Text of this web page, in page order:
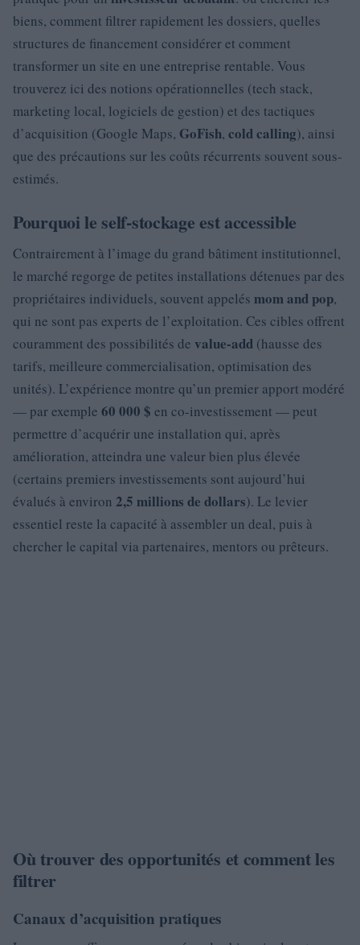
biens, comment filtrer rapidement les dossiers, quelles
structures de financement considérer et comment
transformer un site en une entreprise rentable. Vous
trouverez ici des notions opérationnelles (tech stack,
marketing local, logiciels de gestion) et des tactiques
d’acquisition (Google Maps, GoFish, cold calling), ainsi
que des précautions sur les coûts récurrents souvent sous-
estimés.
Pourquoi le self-stockage est accessible
Contrairement à l’image du grand bâtiment institutionnel,
le marché regorge de petites installations détenues par des
propriétaires individuels, souvent appelés mom and pop,
qui ne sont pas experts de l’exploitation. Ces cibles offrent
couramment des possibilités de value-add (hausse des
tarifs, meilleure commercialisation, optimisation des
unités). L’expérience montre qu’un premier apport modéré
— par exemple 60 000 $ en co-investissement — peut
permettre d’acquérir une installation qui, après
amélioration, atteindra une valeur bien plus élevée
(certains premiers investissements sont aujourd’hui
évalués à environ 2,5 millions de dollars). Le levier
essentiel reste la capacité à assembler un deal, puis à
chercher le capital via partenaires, mentors ou prêteurs.
Où trouver des opportunités et comment les
filtrer
Canaux d’acquisition pratiques